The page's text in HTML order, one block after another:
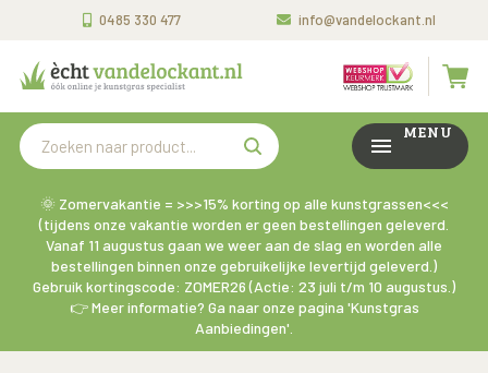
0485 330 477 info@vandelockant.nl
MENU
🌞 Zomervakantie = >>>15% korting op alle kunstgrassen<<<
(tijdens onze vakantie worden er geen bestellingen geleverd.
Vanaf 11 augustus gaan we weer aan de slag en worden alle
bestellingen binnen onze gebruikelijke levertijd geleverd.)
Gebruik kortingscode: ZOMER26 (Actie: 23 juli t/m 10 augustus.)
👉 Meer informatie? Ga naar onze pagina 'Kunstgras
Aanbiedingen'.